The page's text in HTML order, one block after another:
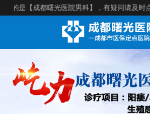
是【成都曙光医院男科】，有疑问请及时点击